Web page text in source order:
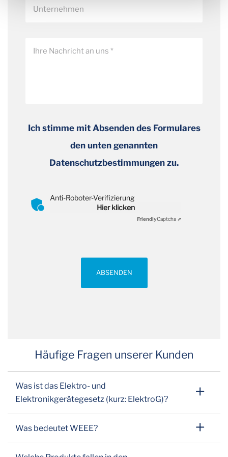
Ich stimme mit Absenden des Formulares
den unten genannten
Datenschutzbestimmungen zu.
Anti-Roboter-Verifizierung
Hier klicken
FriendlyCaptcha ⇗
ABSENDEN
Häufige Fragen unserer Kunden
Was ist das Elektro- und
Elektronikgerätegesetz (kurz: ElektroG)?
Was bedeutet WEEE?